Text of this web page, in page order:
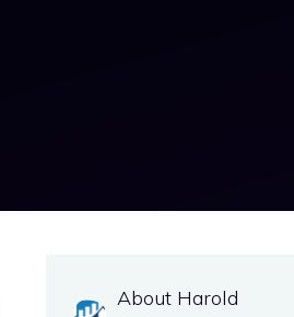
About Harold